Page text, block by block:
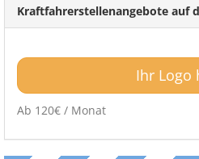
Kraftfahrerstellenangebote auf
Ihr Logo
Ab 120€ / Monat